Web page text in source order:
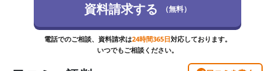
資料請求する （無料）
電話でのご相談、資料請求は24時間365日対応しております。
いつでもご相談ください。